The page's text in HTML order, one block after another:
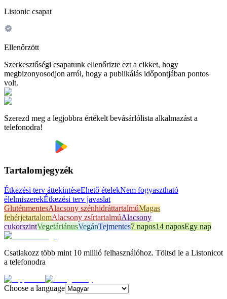
Listonic csapat
Ellenőrzött
Szerkesztőségi csapatunk ellenőrizte ezt a cikket, hogy
megbizonyosodjon arról, hogy a publikálás időpontjában pontos
volt.
Szerezd meg a legjobbra értékelt bevásárlólista alkalmazást a
telefonodra!
Tartalomjegyzék
Étkezési terv áttekintéseEhető ételekNem fogyasztható
élelmiszerekÉtkezési terv javaslat
GluténmentesAlacsony szénhidráttartalmúMagas
fehérjetartalomAlacsony zsírtartalmúAlacsony
cukorszintVegetáriánusVegánTejmentes7 napos14 naposEgy nap
Csatlakozz több mint 10 millió felhasználóhoz. Töltsd le a Listonicot
a telefonodra
Choose a language